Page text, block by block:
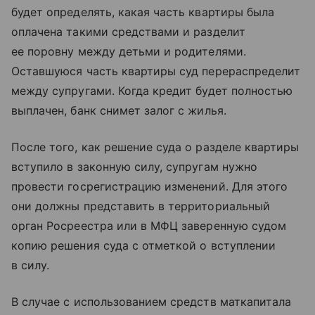
будет определять, какая часть квартиры была
оплачена такими средствами и разделит
ее поровну между детьми и родителями.
Оставшуюся часть квартиры суд перераспределит
между супругами. Когда кредит будет полностью
выплачен, банк снимет залог с жилья.
После того, как решение суда о разделе квартиры
вступило в законную силу, супругам нужно
провести госрегистрацию изменений. Для этого
они должны представить в территориальный
орган Росреестра или в МФЦ заверенную судом
копию решения суда с отметкой о вступлении
в силу.
В случае с использованием средств маткапитала